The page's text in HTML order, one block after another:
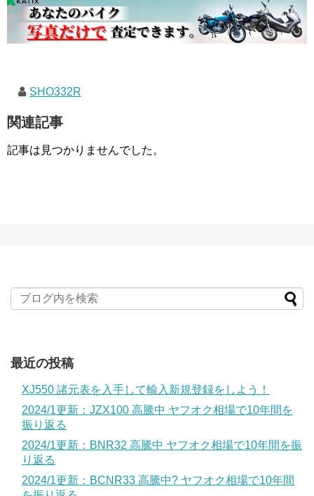
SHO332R
関連記事
記事は見つかりませんでした。
最近の投稿
XJ550 諸元表を入手して輸入新規登録をしよう！
2024/1更新：JZX100 高騰中 ヤフオク相場で10年間を
振り返る
2024/1更新：BNR32 高騰中 ヤフオク相場で10年間を振
り返る
2024/1更新：BCNR33 高騰中? ヤフオク相場で10年間